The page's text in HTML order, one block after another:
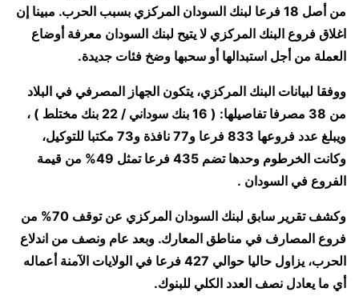
من أصل 18 فرعا لبنك السودان المركزي بسبب الحرب. مبينا إن
اغلاق فروع البنك المركزي لا يتيح لبنك السودان معرفة أوضاع
العملة من أجل استبدالها أو سحبها وضخ فئات جديدة.
ووفقا لبيانات البنك المركزي، يتكون الجهاز المصرفي في البلاد
من 38 مصرفا تفاصيلها: ( 16 بنك سوداني / 22 بنك مختلط ) ،
ويبلغ عدد فروعها 833 فرعا و77 نافذة و73 مكتبا للتوكيل،
وكانت الخرطوم وحدها تضم 435 فرعا تمثل 49% من قيمة
الفروع في السودان .
وكشف تقرير سابق لبنك السودان المركزي عن توقف 70% من
فروع المصارف في مناطق المعارك. وبعد عام ونصف من اندلاع
الحرب، يزاول حاليا حوالي 427 فرعا في الولايات الآمنة أعماله
أي ما يعادل نصف العدد الكلي للبنوك.